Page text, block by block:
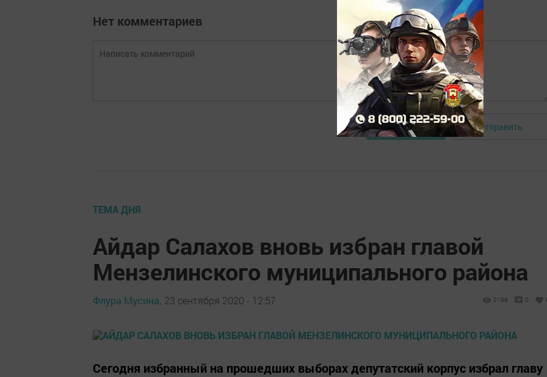
Нет комментариев
Авторизоваться Отправить
ТЕМА ДНЯ
Айдар Салахов вновь избран главой
Мензелинского муниципального района
Флура Мусина, 23 сентября 2020 - 12:57 2198 0
Сегодня избранный на прошедших выборах депутатский корпус избрал главу